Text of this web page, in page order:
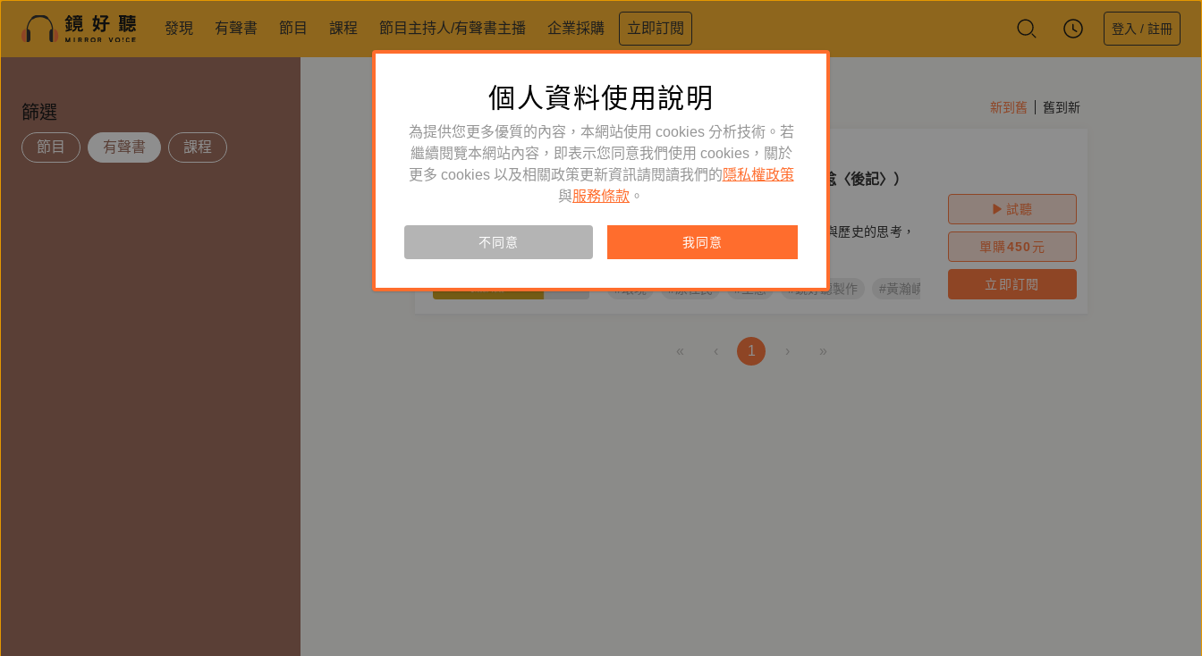
發現 有聲書 節目 課程 節目主持人/有聲書主播 企業採購 立即訂閱 登入 / 註冊
篩選
節目 有聲書 課程
新到舊 舊到新
訂閱 有聲書 文學小說
沒口之河（特別收錄作者黃瀚嶢親唸〈後記〉）
主播
從一片將被開發的溼地，漫流出對自然與歷史的思考，
充滿詩意的社會實踐與反思。
#環境 #原住民 #生態 #鏡好聽製作 #黃瀚嶢 #知本溼地 #光電
試聽
單購450 元
立即訂閱
« ‹ 1 › »
個人資料使用說明
為提供您更多優質的內容，本網站使用 cookies 分析技術。若
繼續閱覽本網站內容，即表示您同意我們使用 cookies，關於
更多 cookies 以及相關政策更新資訊請閱讀我們的 隱私權政策
與服務條款 。
不同意 我同意